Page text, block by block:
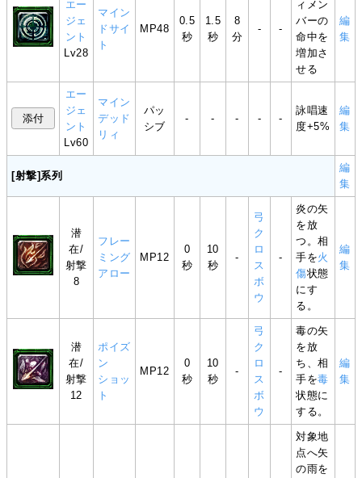
エー
ジェ
ント
Lv28
マイン
ドサイ
ト
MP48
0.5
秒
1.5
秒
8
分
- -
ィメン
バーの
命中を
増加さ
せる
編
集
エー
ジェ
ント
Lv60
マイン
デッド
リィ
パッ
シブ
- - - - -
詠唱速
度+5%
編
集
[射撃]系列
編
集
潜
在/
射撃
8
フレー
ミング
アロー
MP12
0
秒
10
秒
-
弓
ク
ロ
ス
ボ
ウ
-
炎の矢
を放
つ。相
手を火
傷状態
にす
る。
編
集
潜
在/
射撃
12
ポイズ
ン
ショッ
ト
MP12
0
秒
10
秒
-
弓
ク
ロ
ス
ボ
ウ
-
毒の矢
を放
ち、相
手を毒
状態に
する。
編
集
対象地
点へ矢
の雨を